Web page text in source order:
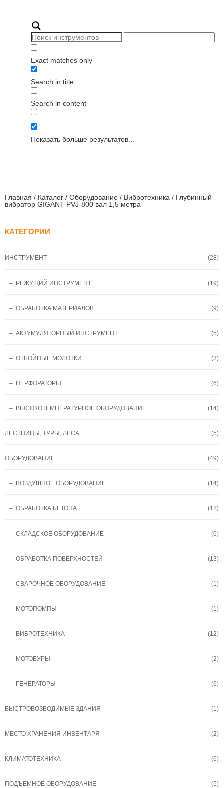
Exact matches only
Search in title
Search in content
Показать больше результатов...
Главная / Каталог / Оборудование / Вибротехника / Глубинный
вибратор GIGANT PVJ-800 вал 1,5 метра
КАТЕГОРИИ
ИНСТРУМЕНТ (28)
– РЕЖУЩИЙ ИНСТРУМЕНТ (19)
– ОБРАБОТКА МАТЕРИАЛОВ (9)
– АККУМУЛЯТОРНЫЙ ИНСТРУМЕНТ (5)
– ОТБОЙНЫЕ МОЛОТКИ (3)
– ПЕРФОРАТОРЫ (6)
– ВЫСОКОТЕМПЕРАТУРНОЕ ОБОРУДОВАНИЕ (14)
ЛЕСТНИЦЫ, ТУРЫ, ЛЕСА (5)
ОБОРУДОВАНИЕ (49)
– ВОЗДУШНОЕ ОБОРУДОВАНИЕ (14)
– ОБРАБОТКА БЕТОНА (12)
– СКЛАДСКОЕ ОБОРУДОВАНИЕ (6)
– ОБРАБОТКА ПОВЕРХНОСТЕЙ (13)
– СВАРОЧНОЕ ОБОРУДОВАНИЕ (1)
– МОТОПОМПЫ (1)
– ВИБРОТЕХНИКА (12)
– МОТОБУРЫ (2)
– ГЕНЕРАТОРЫ (6)
БЫСТРОВОЗВОДИМЫЕ ЗДАНИЯ (1)
МЕСТО ХРАНЕНИЯ ИНВЕНТАРЯ (2)
КЛИМАТОТЕХНИКА (6)
ПОДЪЕМНОЕ ОБОРУДОВАНИЕ (5)